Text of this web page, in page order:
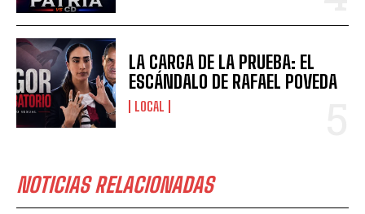
LA CARGA DE LA PRUEBA: EL
ESCÁNDALO DE RAFAEL POVEDA
LOCAL
NOTICIAS RELACIONADAS